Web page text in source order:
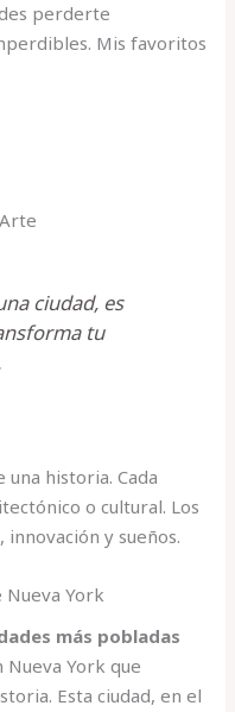
perderte
Mis favoritos
ciudad, es
tu
historia. Cada
o cultural. Los
y sueños.
Nueva York
más pobladas
Nueva York que
Esta ciudad, en el